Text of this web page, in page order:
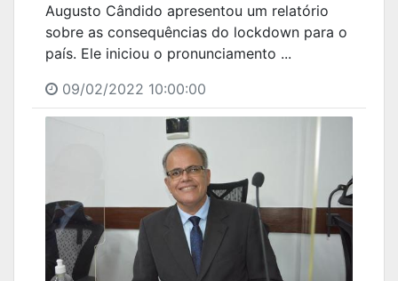
Augusto Cândido apresentou um relatório
sobre as consequências do lockdown para o
país. Ele iniciou o pronunciamento ...
09/02/2022 10:00:00